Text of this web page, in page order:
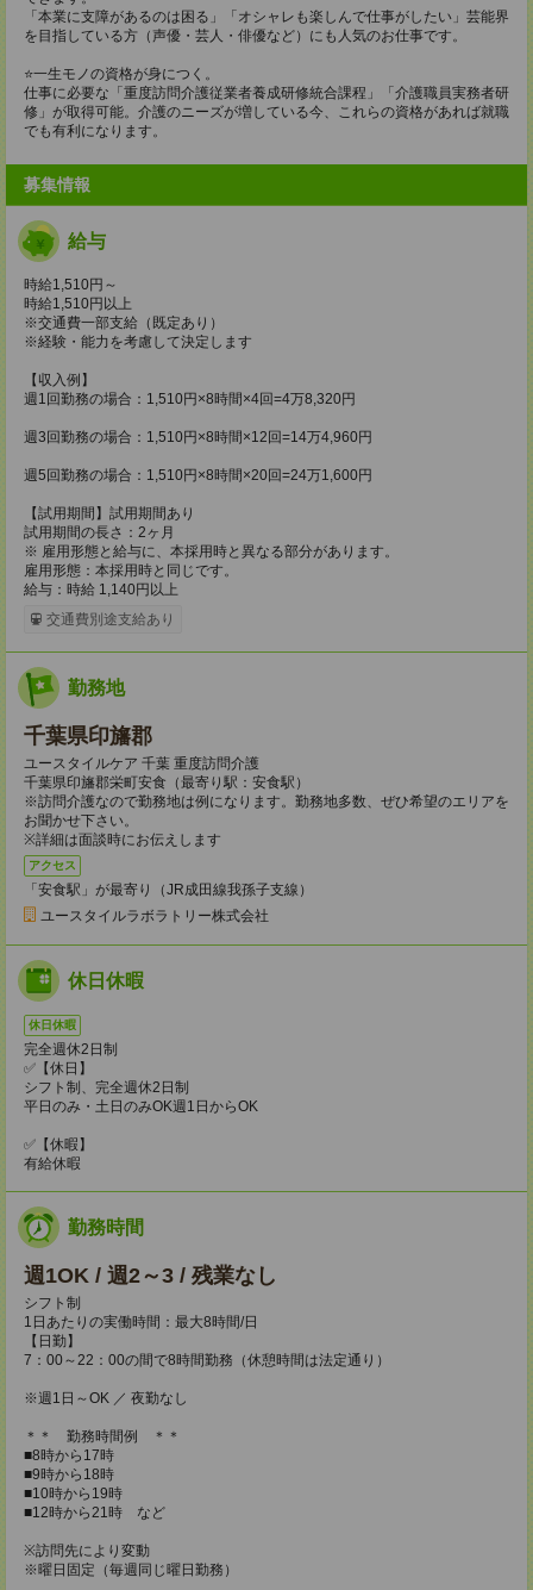
「本業に支障があるのは困る」「オシャレも楽しんで仕事がしたい」芸能界
を目指している方（声優・芸人・俳優など）にも人気のお仕事です。
⭐️一生モノの資格が身につく。
仕事に必要な「重度訪問介護従業者養成研修統合課程」「介護職員実務者研
修」が取得可能。介護のニーズが増している今、これらの資格があれば就職
でも有利になります。
募集情報
給与
時給1,510円～
時給1,510円以上
※交通費一部支給（既定あり）
※経験・能力を考慮して決定します
【収入例】
週1回勤務の場合：1,510円×8時間×4回=4万8,320円
週3回勤務の場合：1,510円×8時間×12回=14万4,960円
週5回勤務の場合：1,510円×8時間×20回=24万1,600円
【試用期間】試用期間あり
試用期間の長さ：2ヶ月
※ 雇用形態と給与に、本採用時と異なる部分があります。
雇用形態：本採用時と同じです。
給与：時給 1,140円以上
交通費別途支給あり
勤務地
千葉県印旛郡
ユースタイルケア 千葉 重度訪問介護
千葉県印旛郡栄町安食（最寄り駅：安食駅）
※訪問介護なので勤務地は例になります。勤務地多数、ぜひ希望のエリアを
お聞かせ下さい。
※詳細は面談時にお伝えします
アクセス
「安食駅」が最寄り（JR成田線我孫子支線）
ユースタイルラボラトリー株式会社
休日休暇
休日休暇
完全週休2日制
✅【休日】
シフト制、完全週休2日制
平日のみ・土日のみOK週1日からOK
✅【休暇】
有給休暇
勤務時間
週1OK / 週2～3 / 残業なし
シフト制
1日あたりの実働時間：最大8時間/日
【日勤】
7：00～22：00の間で8時間勤務（休憩時間は法定通り）
※週1日～OK ／ 夜勤なし
＊＊ 勤務時間例 ＊＊
■8時から17時
■9時から18時
■10時から19時
■12時から21時 など
※訪問先により変動
※曜日固定（毎週同じ曜日勤務）